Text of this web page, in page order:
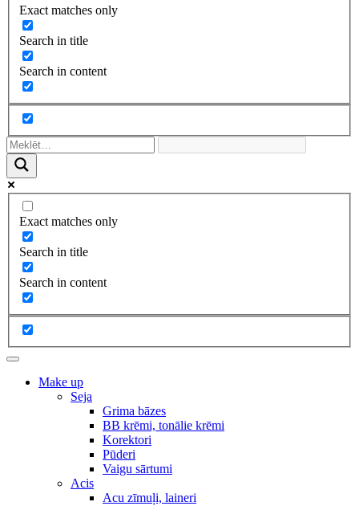
Exact matches only
Search in title
Search in content
Exact matches only
Search in title
Search in content
Make up
Seja
Grima bāzes
BB krēmi, tonālie krēmi
Korektori
Pūderi
Vaigu sārtumi
Acis
Acu zīmuļi, laineri